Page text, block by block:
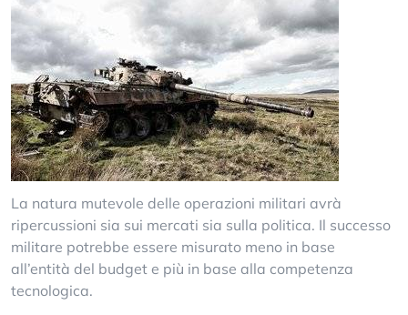
La natura mutevole delle operazioni militari avrà
ripercussioni sia sui mercati sia sulla politica. Il successo
militare potrebbe essere misurato meno in base
all’entità del budget e più in base alla competenza
tecnologica.